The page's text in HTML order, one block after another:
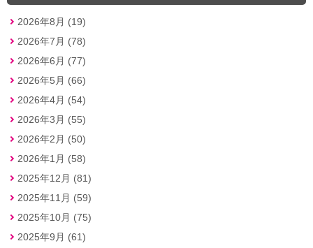
2026年8月 (19)
2026年7月 (78)
2026年6月 (77)
2026年5月 (66)
2026年4月 (54)
2026年3月 (55)
2026年2月 (50)
2026年1月 (58)
2025年12月 (81)
2025年11月 (59)
2025年10月 (75)
2025年9月 (61)